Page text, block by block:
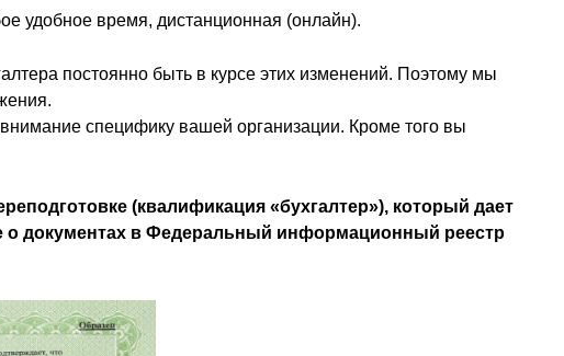
удобное время, дистанционная (онлайн).
постоянно быть в курсе этих изменений. Поэтому мы
специфику вашей организации. Кроме того вы
(квалификация «бухгалтер»), который дает
о документах в Федеральный информационный реестр